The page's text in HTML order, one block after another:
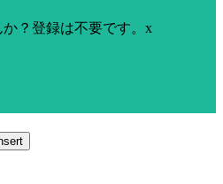
？登録は不要です。 x